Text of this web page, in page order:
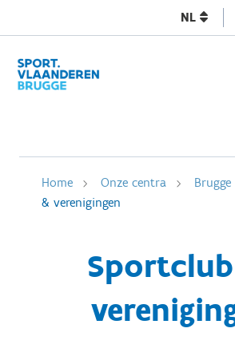
NL
Home Onze centra Brugge
& verenigingen